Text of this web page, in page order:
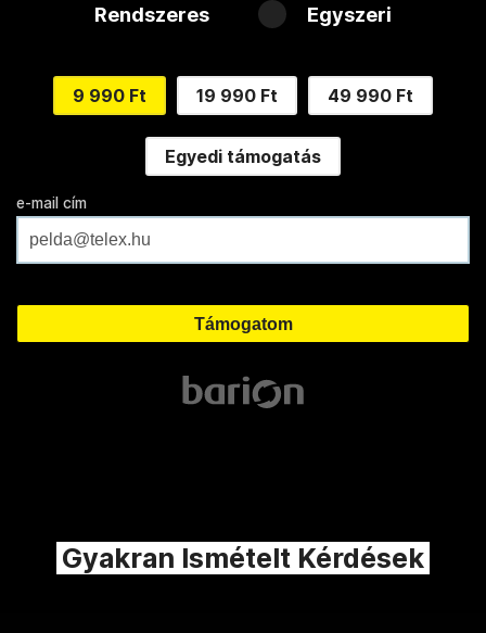
Rendszeres Egyszeri
9 990 Ft 19 990 Ft 49 990 Ft
Egyedi támogatás
e-mail cím
Gyakran Ismételt Kérdések